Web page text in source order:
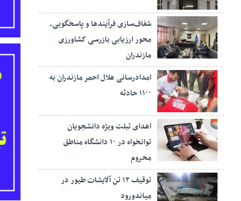
شفاف‌سازی فرآیند‌ها و پاسخگویی،
محور ارزیابی بازرسی کشاورزی
مازندران
امدادرسانی هلال احمر مازندران به
۱۱۰۰ حادثه
اهدای تبلت ویژه دانشجویان
توانخواه در ۱۰ دانشگاه مناطق
محروم
توقیف ۱۲ تن آلایشات طیور در
میاندورود